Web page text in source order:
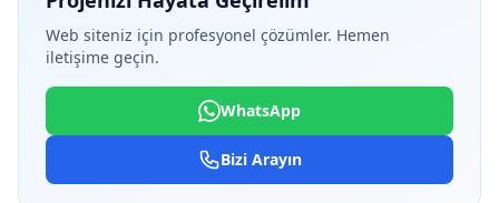
Web siteniz için profesyonel çözümler. Hemen
iletişime geçin.
WhatsApp
Bizi Arayın